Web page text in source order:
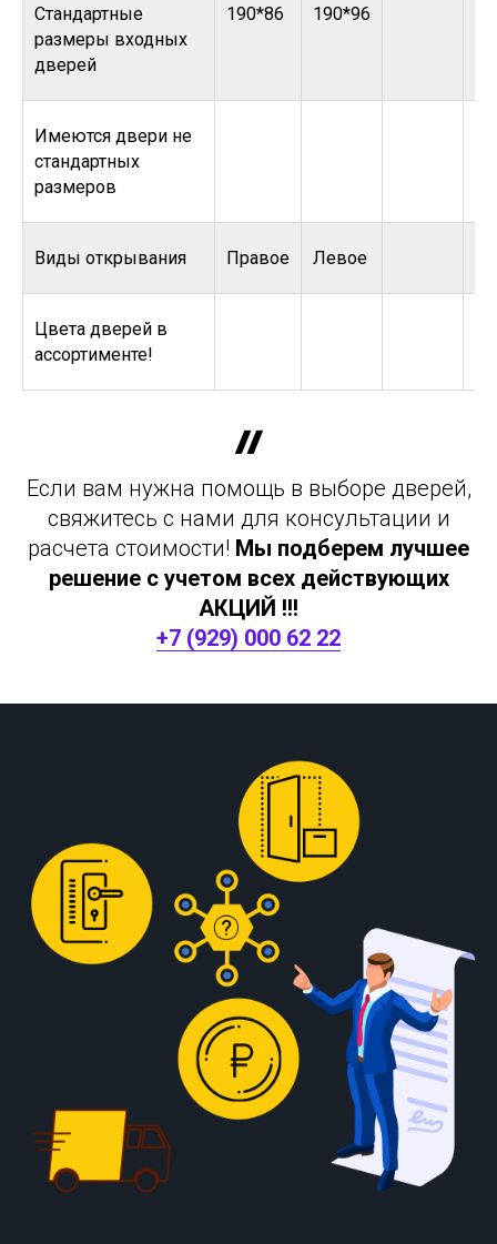
Стандартные
размеры входных
дверей
190*86 190*96
Имеются двери не
стандартных
размеров
Виды открывания Правое Левое
Цвета дверей в
ассортименте!
Если вам нужна помощь в выборе дверей,
свяжитесь с нами для консультации и
расчета стоимости! Мы подберем лучшее
решение с учетом всех действующих
АКЦИЙ !!!
+7 (929) 000 62 22